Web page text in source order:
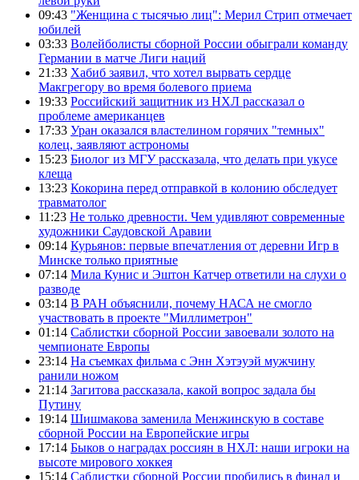
09:43 "Женщина с тысячью лиц": Мерил Стрип отмечает
юбилей
03:33 Волейболисты сборной России обыграли команду
Германии в матче Лиги наций
21:33 Хабиб заявил, что хотел вырвать сердце
Макгрегору во время болевого приема
19:33 Российский защитник из НХЛ рассказал о
проблеме американцев
17:33 Уран оказался властелином горячих "темных"
колец, заявляют астрономы
15:23 Биолог из МГУ рассказала, что делать при укусе
клеща
13:23 Кокорина перед отправкой в колонию обследует
травматолог
11:23 Не только древности. Чем удивляют современные
художники Саудовской Аравии
09:14 Курьянов: первые впечатления от деревни Игр в
Минске только приятные
07:14 Мила Кунис и Эштон Катчер ответили на слухи о
разводе
03:14 В РАН объяснили, почему НАСА не смогло
участвовать в проекте "Миллиметрон"
01:14 Саблистки сборной России завоевали золото на
чемпионате Европы
23:14 На съемках фильма с Энн Хэтэуэй мужчину
ранили ножом
21:14 Загитова рассказала, какой вопрос задала бы
Путину
19:14 Шишмакова заменила Менжинскую в составе
сборной России на Европейские игры
17:14 Быков о наградах россиян в НХЛ: наши игроки на
высоте мирового хоккея
15:14 Саблистки сборной России пробились в финал и